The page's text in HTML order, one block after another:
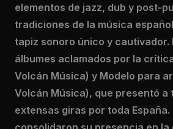
elementos de jazz, dub y post-
tradiciones de la música
tapiz sonoro único y cautivador.
álbumes aclamados por la
Volcán Música) y Modelo para
Volcán Música), que presentó a
extensas giras por toda España.